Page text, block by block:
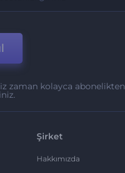
zaman kolayca abonelikten
Şirket
Hakkımızda